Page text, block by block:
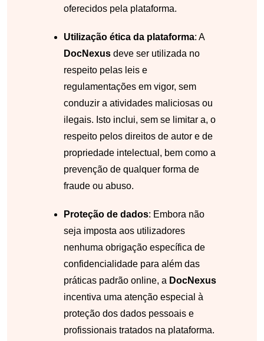
oferecidos pela plataforma.
Utilização ética da plataforma: A
DocNexus deve ser utilizada no
respeito pelas leis e
regulamentações em vigor, sem
conduzir a atividades maliciosas ou
ilegais. Isto inclui, sem se limitar a, o
respeito pelos direitos de autor e de
propriedade intelectual, bem como a
prevenção de qualquer forma de
fraude ou abuso.
Proteção de dados: Embora não
seja imposta aos utilizadores
nenhuma obrigação específica de
confidencialidade para além das
práticas padrão online, a DocNexus
incentiva uma atenção especial à
proteção dos dados pessoais e
profissionais tratados na plataforma.